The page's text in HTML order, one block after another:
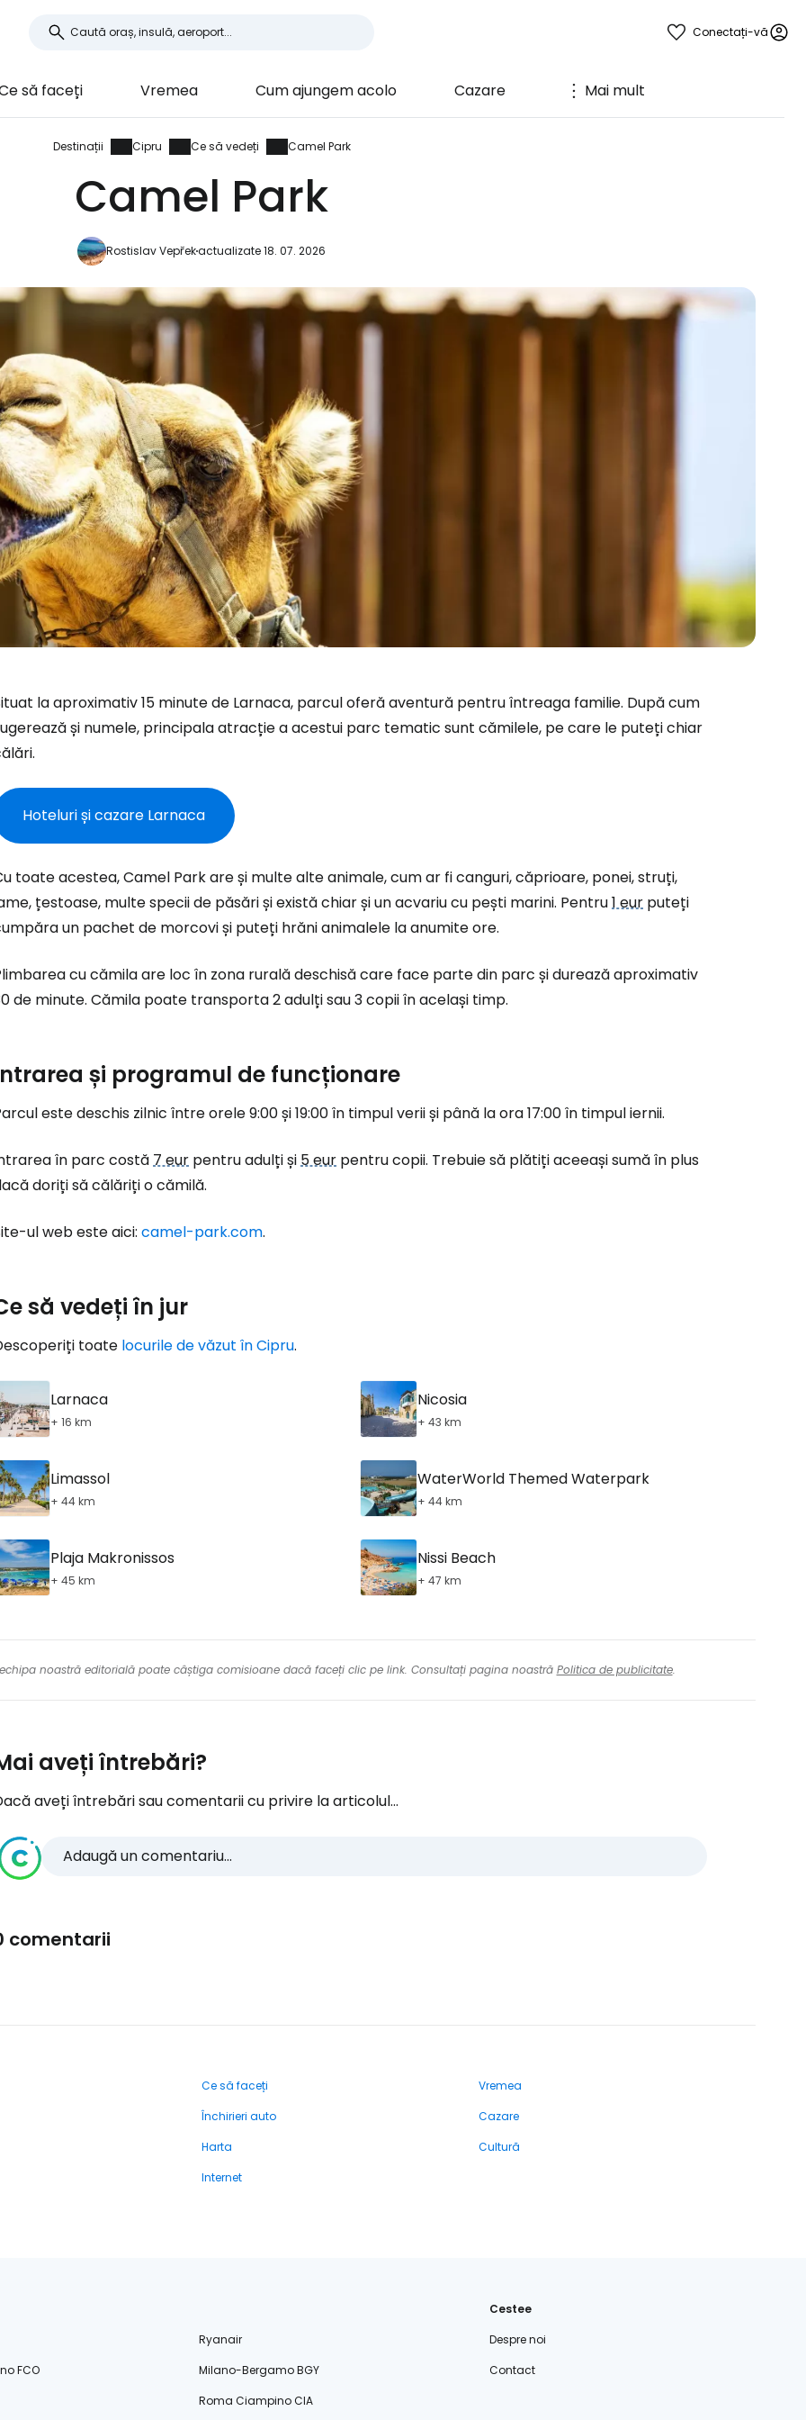
Conectați-vă
să faceți Vremea Cum ajungem acolo Cazare Mai mult
Destinații Cipru Ce să vedeți Camel Park
Camel Park
Rostislav Vepřekactualizate 18. 07. 2026
la aproximativ 15 minute de Larnaca, parcul oferă aventură pentru întreaga familie. După cum
și numele, principala atracție a acestui parc tematic sunt cămilele, pe care le puteți chiar
Hoteluri și cazare Larnaca
toate acestea,Camel Parkare și multe alte animale, cum ar fi canguri, căprioare, ponei, struți,
țestoase, multe specii de păsări și există chiar și un acvariu cu pești marini. Pentru1 eur puteți
un pachet de morcovi și puteți hrăni animalele la anumite ore.
cu cămila are loc în zona rurală deschisă care face parte din parc și durează aproximativ
de minute. Cămila poate transporta 2 adulți sau 3 copii în același timp.
și programul de funcționare
este deschis zilnic între orele 9:00 și 19:00 în timpul verii și până la ora 17:00 în timpul iernii.
în parc costă7 eur pentru adulți și5 eur pentru copii. Trebuie să plătiți aceeași sumă în plus
doriți să călăriți o cămilă.
ul web este aici: camel-park.com.
să vedeți în jur
toate locurile de văzut în Cipru.
Larnaca
+ 16 km
Nicosia
+ 43 km
Limassol
+ 44 km
WaterWorld Themed Waterpark
+ 44 km
Plaja Makronissos
+ 45 km
Nissi Beach
+ 47 km
noastră editorială poate câștiga comisioane dacă faceți clic pe link. Consultați pagina noastră Politica de publicitate.
aveți întrebări?
aveți întrebări sau comentarii cu privire la articolul...
Adaugă un comentariu...
comentarii
Ce să faceți
Vremea
Închirieri auto
Cazare
Harta
Cultură
Internet
Ryanair
FCO
Milano-Bergamo BGY
Roma Ciampino CIA
Cestee
Despre noi
Contact
Conectați-vă la Cestee
Continuați cu Google